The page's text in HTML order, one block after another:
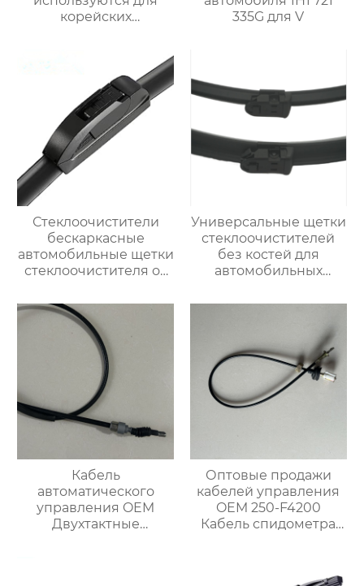
корейских
335G для V
Стеклоочистители
бескаркасные
автомобильные щетки
стеклоочистителя от
сменный адаптер
Универсальные щетки
стеклоочистителей
без костей для
автомобильных
образной формы
Кабель
автоматического
управления OEM
Двухтактные
Оптовые продажи
кабелей управления
OEM 250-F4200
Кабель спидометра